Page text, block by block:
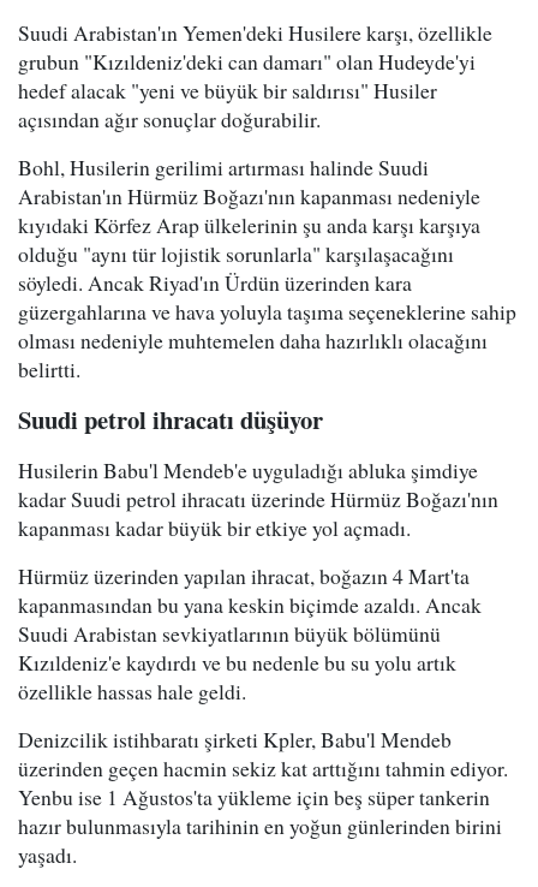
Suudi Arabistan'ın Yemen'deki Husilere karşı, özellikle
grubun "Kızıldeniz'deki can damarı" olan Hudeyde'yi
hedef alacak "yeni ve büyük bir saldırısı" Husiler
açısından ağır sonuçlar doğurabilir.
Bohl, Husilerin gerilimi artırması halinde Suudi
Arabistan'ın Hürmüz Boğazı'nın kapanması nedeniyle
kıyıdaki Körfez Arap ülkelerinin şu anda karşı karşıya
olduğu "aynı tür lojistik sorunlarla" karşılaşacağını
söyledi. Ancak Riyad'ın Ürdün üzerinden kara
güzergahlarına ve hava yoluyla taşıma seçeneklerine sahip
olması nedeniyle muhtemelen daha hazırlıklı olacağını
belirtti.
Suudi petrol ihracatı düşüyor
Husilerin Babu'l Mendeb'e uyguladığı abluka şimdiye
kadar Suudi petrol ihracatı üzerinde Hürmüz Boğazı'nın
kapanması kadar büyük bir etkiye yol açmadı.
Hürmüz üzerinden yapılan ihracat, boğazın 4 Mart'ta
kapanmasından bu yana keskin biçimde azaldı. Ancak
Suudi Arabistan sevkiyatlarının büyük bölümünü
Kızıldeniz'e kaydırdı ve bu nedenle bu su yolu artık
özellikle hassas hale geldi.
Denizcilik istihbaratı şirketi Kpler, Babu'l Mendeb
üzerinden geçen hacmin sekiz kat arttığını tahmin ediyor.
Yenbu ise 1 Ağustos'ta yükleme için beş süper tankerin
hazır bulunmasıyla tarihinin en yoğun günlerinden birini
yaşadı.